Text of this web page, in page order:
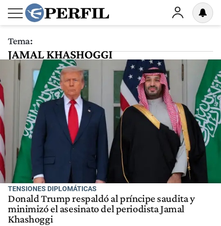
Tema:
JAMAL KHASHOGGI
TENSIONES DIPLOMÁTICAS
Donald Trump respaldó al príncipe saudita y
minimizó el asesinato del periodista Jamal
Khashoggi